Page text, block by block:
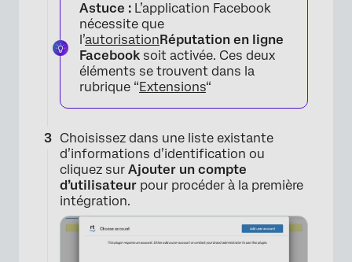
Astuce : L’application Facebook
nécessite que
l’autorisationRéputation en ligne
Facebook soit activée. Ces deux
éléments se trouvent dans la
rubrique “Extensions“
Choisissez dans une liste existante
d’informations d’identification ou
cliquez sur Ajouter un compte
d’utilisateur pour procéder à la première
intégration.